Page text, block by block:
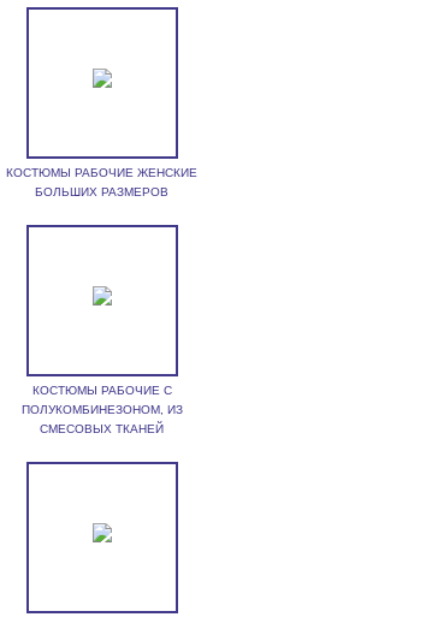
КОСТЮМЫ РАБОЧИЕ ЖЕНСКИЕ
БОЛЬШИХ РАЗМЕРОВ
КОСТЮМЫ РАБОЧИЕ С
ПОЛУКОМБИНЕЗОНОМ, ИЗ
СМЕСОВЫХ ТКАНЕЙ